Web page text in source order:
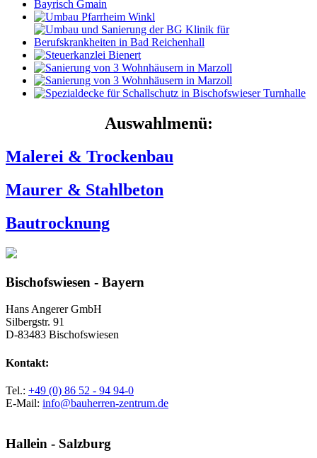
Auswahlmenü:
Malerei & Trockenbau
Maurer & Stahlbeton
Bautrocknung
Bischofswiesen - Bayern
Hans Angerer GmbH
Silbergstr. 91
D-83483 Bischofswiesen
Kontakt:
Tel.: +49 (0) 86 52 - 94 94-0
E-Mail: info@bauherren-zentrum.de
Hallein - Salzburg